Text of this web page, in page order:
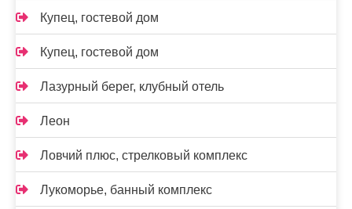
Купец, гостевой дом
Купец, гостевой дом
Лазурный берег, клубный отель
Леон
Ловчий плюс, стрелковый комплекс
Лукоморье, банный комплекс